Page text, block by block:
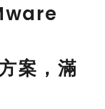
案，滿